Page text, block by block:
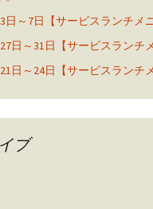
日～7日【サービスランチメ
日～31日【サービスランチ
日～24日【サービスランチ
ブ